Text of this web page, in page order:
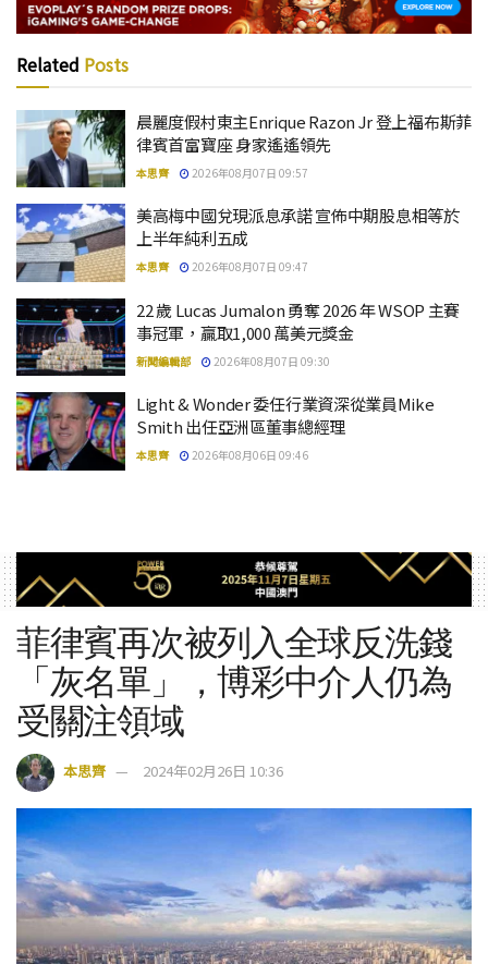
Related Posts
晨麗度假村東主Enrique Razon Jr 登上福布斯菲
律賓首富寶座 身家遙遙領先
本思齊 2026年08月07日 09:57
美高梅中國兌現派息承諾 宣佈中期股息相等於
上半年純利五成
本思齊 2026年08月07日 09:47
22 歲 Lucas Jumalon 勇奪 2026 年 WSOP 主賽
事冠軍，贏取1,000 萬美元獎金
新聞編輯部 2026年08月07日 09:30
Light & Wonder 委任行業資深從業員Mike
Smith 出任亞洲區董事總經理
本思齊 2026年08月06日 09:46
菲律賓再次被列入全球反洗錢
「灰名單」，博彩中介人仍為
受關注領域
本思齊 2024年02月26日 10:36